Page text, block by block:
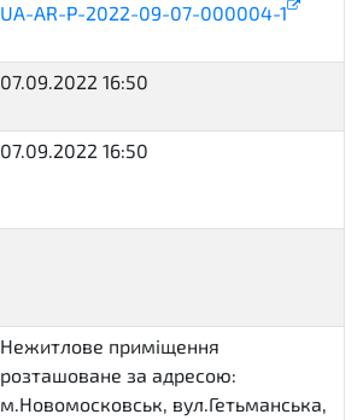
UA-AR-P-2022-09-07-000004-1
07.09.2022 16:50
07.09.2022 16:50
Нежитлове приміщення
розташоване за адресою:
м.Новомосковськ, вул.Гетьманська,